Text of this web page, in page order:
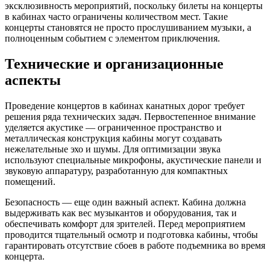
эксклюзивность мероприятий, поскольку билеты на концерты
в кабинах часто ограничены количеством мест. Такие
концерты становятся не просто прослушиванием музыки, а
полноценным событием с элементом приключения.
Технические и организационные
аспекты
Проведение концертов в кабинах канатных дорог требует
решения ряда технических задач. Первостепенное внимание
уделяется акустике — ограниченное пространство и
металлическая конструкция кабины могут создавать
нежелательные эхо и шумы. Для оптимизации звука
используют специальные микрофоны, акустические панели и
звуковую аппаратуру, разработанную для компактных
помещений.
Безопасность — еще один важный аспект. Кабина должна
выдерживать как вес музыкантов и оборудования, так и
обеспечивать комфорт для зрителей. Перед мероприятием
проводится тщательный осмотр и подготовка кабины, чтобы
гарантировать отсутствие сбоев в работе подъемника во время
концерта.